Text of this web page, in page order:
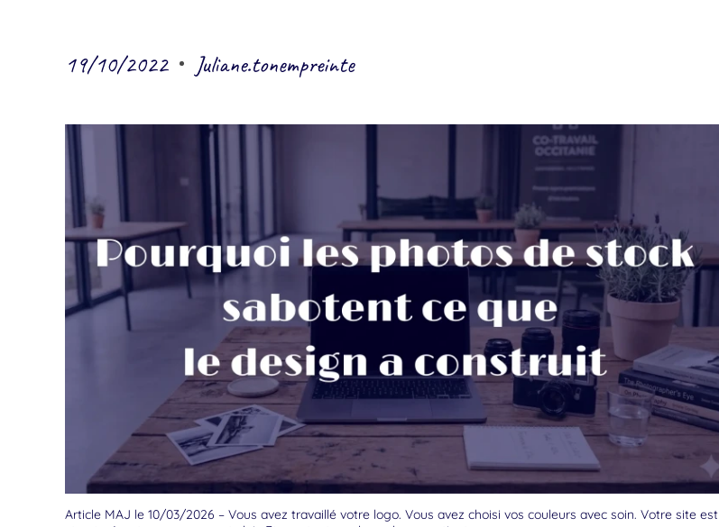
19/10/2022 Juliane.tonempreinte
Article MAJ le 10/03/2026 – Vous avez travaillé votre logo. Vous avez choisi vos couleurs avec soin. Votre site est